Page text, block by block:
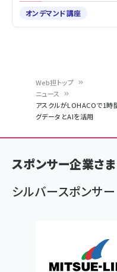
く
ず
Web担トップ
ニュース
アスクルがLOHACOで1時
グデータとAIを活用
オンデマンド講座
スポンサー企業さま
シルバースポンサー